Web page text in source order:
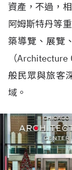
資產，不過，
阿姆斯特丹等
築導覽、展覽
（
般民眾與旅客
域。